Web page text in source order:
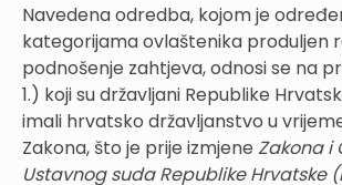
Navedena odredba, kojom je
kategorijama ovlaštenika produljen
podnošenje zahtjeva, odnosi se na
1.) koji su državljani Republike
imali hrvatsko državljanstvo u
Zakona, što je prije izmjene Zakona i
Ustavnog suda Republike Hrvatske